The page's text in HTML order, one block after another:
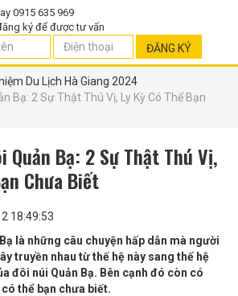
0915 635 969
ký để được tư vấn
ĐĂNG KÝ
Du Lịch Hà Giang 2024
Bạ: 2 Sự Thật Thú Vị, Ly Kỳ Có Thể Bạn
Quản Bạ: 2 Sự Thật Thú Vị,
Chưa Biết
18:49:53
là những câu chuyện hấp dẫn mà người
truyền nhau từ thế hệ này sang thế hệ
đôi núi Quản Bạ. Bên cạnh đó còn có
thể bạn chưa biết.